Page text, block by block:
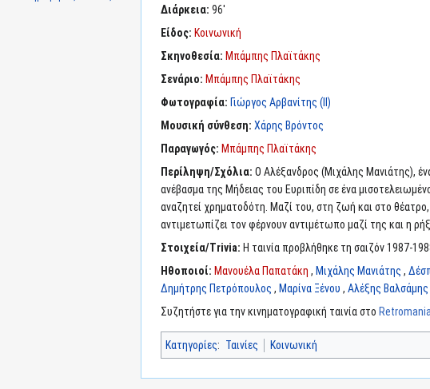
Διάρκεια: 96'
Είδος: Κοινωνική
Σκηνοθεσία: Μπάμπης Πλαϊτάκης
Σενάριο: Μπάμπης Πλαϊτάκης
Φωτογραφία: Γιώργος Αρβανίτης (II)
Μουσική σύνθεση: Χάρης Βρόντος
Παραγωγός: Μπάμπης Πλαϊτάκης
Περίληψη/Σχόλια: Ο Αλέξανδρος (Μιχάλης Μανιάτης),
ανέβασμα της Μήδειας του Ευριπίδη σε ένα
αναζητεί χρηματοδότη. Μαζί του, στη ζωή και στο
αντιμετωπίζει τον φέρνουν αντιμέτωπο μαζί της και η
Στοιχεία/Trivia: Η ταινία προβλήθηκε τη σαιζόν 1987-
Ηθοποιοί: Μανουέλα Παπατάκη , Μιχάλης Μανιάτης ,
Δημήτρης Πετρόπουλος , Μαρίνα Ξένου , Αλέξης Βαλσάμης
Συζητήστε για την κινηματογραφική ταινία στο
Κατηγορίες: Ταινίες Κοινωνική